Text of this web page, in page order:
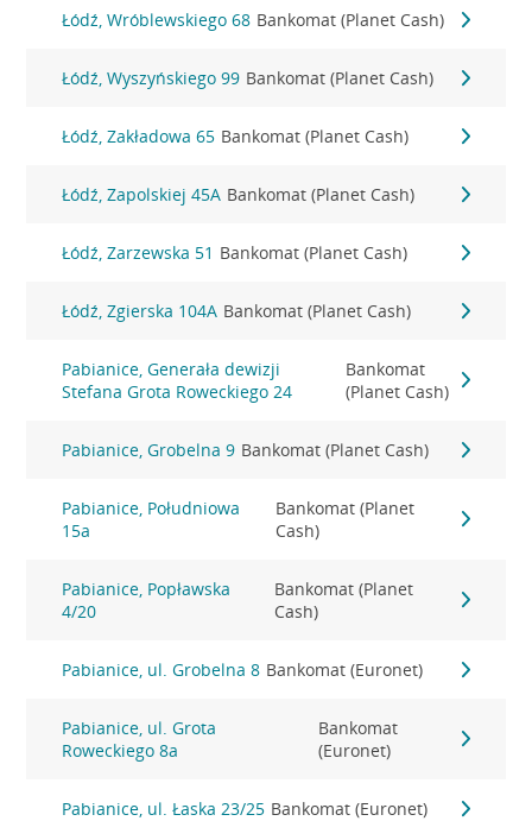
Łódź, Wróblewskiego 68 Bankomat (Planet Cash)
Łódź, Wyszyńskiego 99 Bankomat (Planet Cash)
Łódź, Zakładowa 65 Bankomat (Planet Cash)
Łódź, Zapolskiej 45A Bankomat (Planet Cash)
Łódź, Zarzewska 51 Bankomat (Planet Cash)
Łódź, Zgierska 104A Bankomat (Planet Cash)
Pabianice, Generała dewizji
Stefana Grota Roweckiego 24
Bankomat
(Planet Cash)
Pabianice, Grobelna 9 Bankomat (Planet Cash)
Pabianice, Południowa
15a
Bankomat (Planet
Cash)
Pabianice, Popławska
4/20
Bankomat (Planet
Cash)
Pabianice, ul. Grobelna 8 Bankomat (Euronet)
Pabianice, ul. Grota
Roweckiego 8a
Bankomat
(Euronet)
Pabianice, ul. Łaska 23/25 Bankomat (Euronet)